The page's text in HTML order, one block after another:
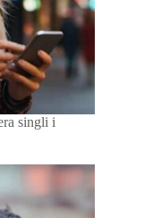
singli i